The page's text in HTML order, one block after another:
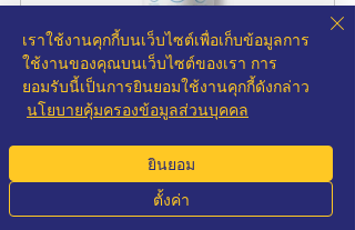
After Sun Soothing Gel, 80g
ซื้อเลย
3. ฟื้นบำรุงผิวให้โกลว์ด้วย Prebiotics &
Probiotics Serum
Phone Email Whatsapp LINE
เราใช้งานคุกกี้บนเว็บไซต์เพื่อเก็บข้อมูลการ
ใช้งานของคุณบนเว็บไซต์ของเรา การ
ยอมรับนี้เป็นการยินยอมใช้งานคุกกี้ดังกล่าว
นโยบายคุ้มครองข้อมูลส่วนบุคคล
ตั้งค่า
ยินยอม